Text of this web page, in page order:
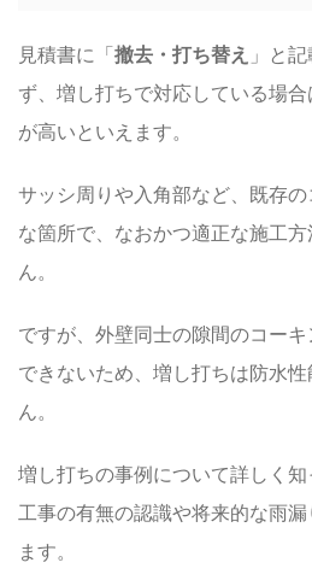
見積書に「撤去・打ち替え 」と
ず、増し打ちで対応している場
が高いといえます。
サッシ周りや入角部など、既存
な箇所で、なおかつ適正な施工
ん。
ですが、外壁同士の隙間のコー
できないため、増し打ちは防水
ん。
増し打ちの事例について詳しく
工事の有無の認識や将来的な雨
ます。